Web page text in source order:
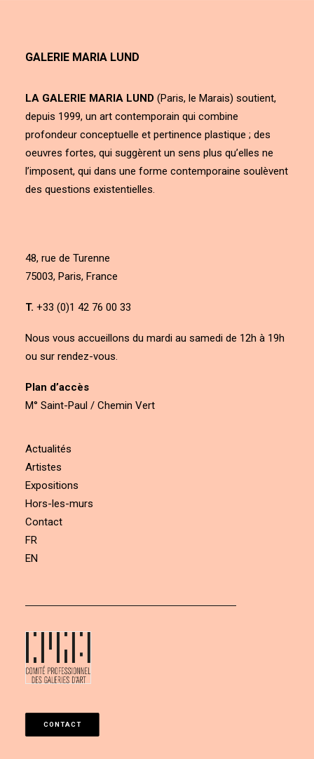
GALERIE MARIA LUND
LA GALERIE MARIA LUND (Paris, le Marais) soutient,
depuis 1999, un art contemporain qui combine
profondeur conceptuelle et pertinence plastique ; des
oeuvres fortes, qui suggèrent un sens plus qu’elles ne
l’imposent, qui dans une forme contemporaine soulèvent
des questions existentielles.
48, rue de Turenne
75003, Paris, France
T. +33 (0)1 42 76 00 33
Nous vous accueillons du mardi au samedi de 12h à 19h
ou sur rendez-vous.
Plan d’accès
M° Saint-Paul / Chemin Vert
Actualités
Artistes
Expositions
Hors-les-murs
Contact
FR
EN
CONTACT